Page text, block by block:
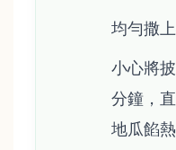
均勻撒
小心將
分鐘，
地瓜餡熱